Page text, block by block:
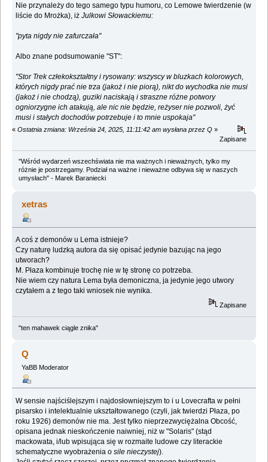
Nie przynależy do tego samego typu humoru, co Lemowe twierdzenie (w
liście do Mrożka), iżJulkowi Słowackiemu:
"pyta nigdy nie zafurczała"
Albo znane podsumowanie "ST":
"Stor Trek człekokształtny i rysowany: wszyscy w bluzkach kolorowych,
których nigdy prać nie trza (jakoż i nie piorą), nikt do wychodka nie musi
(jakoż i nie chodzą), guziki naciskają i straszne różne potwory
ogniorzygne ich atakują, ale nic nie będzie, reżyser nie pozwoli, żyć
musi i stałych dochodów potrzebuje i to mnie uspokaja"
« Ostatnia zmiana: Września 24, 2025, 11:11:42 am wysłana przez Q »
Zapisane
"Wśród wydarzeń wszechświata nie ma ważnych i nieważnych, tylko my
różnie je postrzegamy. Podział na ważne i nieważne odbywa się w naszych
umysłach" - Marek Baraniecki
xetras
A coś z demonów u Lema istnieje?
Czy naturę ludzką autora da się opisać jedynie bazując na jego
utworach?
M. Płaza kombinuje trochę nie w tę stronę co potrzeba.
Nie wiem czy natura Lema była demoniczna, ja jedynie jego utwory
czytałem a z tego taki wniosek nie wynika.
Zapisane
"ten mahawek ciągle znika"
Q
YaBB Moderator
W sensie najściślejszym i najdosłowniejszym to i u Lovecrafta w pełni
pisarsko i intelektualnie ukształtowanego (czyli, jak twierdzi Płaza, po
roku 1926) demonów nie ma. Jest tylko nieprzezwyciężalna Obcość,
opisana jednak nieskończenie naiwniej, niż w "Solaris" (stąd
mackowata, i/lub wpisująca się w rozmaite ludowe czy literackie
schematyczne wyobrażenia osile nieczystej).